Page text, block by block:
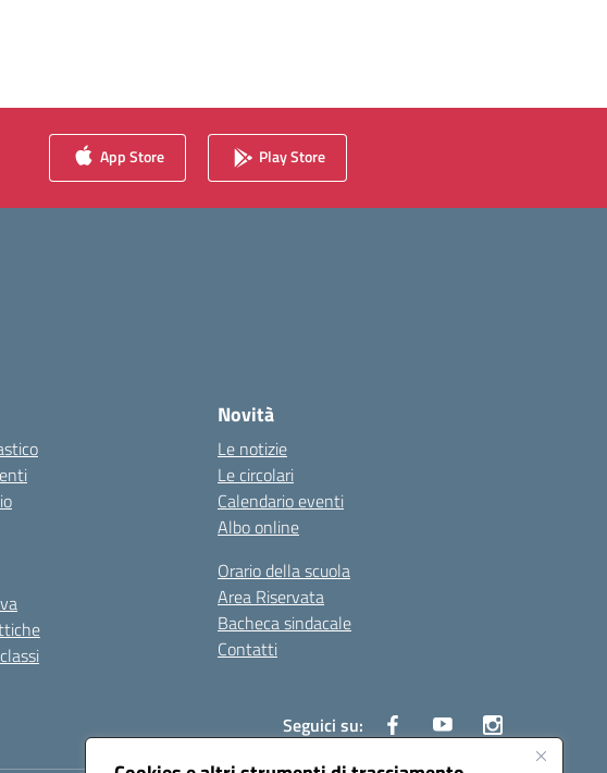
App Store Play Store
Novità
Le notizie
Le circolari
Calendario eventi
Albo online
Orario della scuola
Area Riservata
Bacheca sindacale
Contatti
Seguici su: